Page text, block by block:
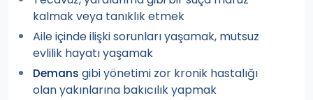
kalmak veya tanıklık etmek
Aile içinde ilişki sorunları yaşamak, mutsuz
evlilik hayatı yaşamak
Demans gibi yönetimi zor kronik hastalığı
olan yakınlarına bakıcılık yapmak